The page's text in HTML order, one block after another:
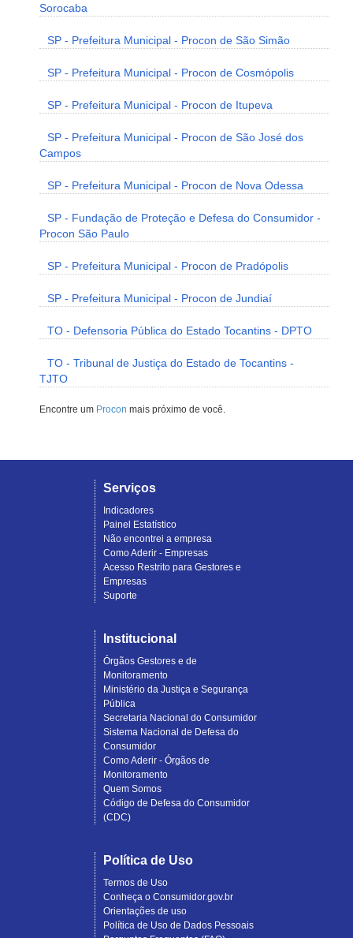
Sorocaba
SP - Prefeitura Municipal - Procon de São Simão
SP - Prefeitura Municipal - Procon de Cosmópolis
SP - Prefeitura Municipal - Procon de Itupeva
SP - Prefeitura Municipal - Procon de São José dos
Campos
SP - Prefeitura Municipal - Procon de Nova Odessa
SP - Fundação de Proteção e Defesa do Consumidor -
Procon São Paulo
SP - Prefeitura Municipal - Procon de Pradópolis
SP - Prefeitura Municipal - Procon de Jundiaí
TO - Defensoria Pública do Estado Tocantins - DPTO
TO - Tribunal de Justiça do Estado de Tocantins -
TJTO
Encontre um Procon mais próximo de você.
Serviços
Indicadores
Painel Estatístico
Não encontrei a empresa
Como Aderir - Empresas
Acesso Restrito para Gestores e
Empresas
Suporte
Institucional
Órgãos Gestores e de
Monitoramento
Ministério da Justiça e Segurança
Pública
Secretaria Nacional do Consumidor
Sistema Nacional de Defesa do
Consumidor
Como Aderir - Órgãos de
Monitoramento
Quem Somos
Código de Defesa do Consumidor
(CDC)
Política de Uso
Termos de Uso
Conheça o Consumidor.gov.br
Orientações de uso
Política de Uso de Dados Pessoais